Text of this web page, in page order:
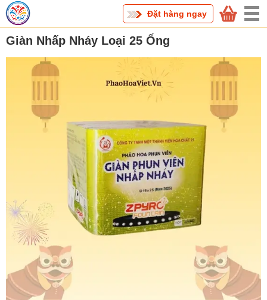
Đặt hàng ngay
Giàn Nhấp Nháy Loại 25 Ống